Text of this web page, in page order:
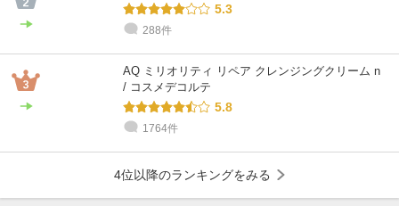
5.3
288件
AQ ミリオリティ リペア クレンジングクリーム n
/ コスメデコルテ
5.8
1764件
4位以降のランキングをみる